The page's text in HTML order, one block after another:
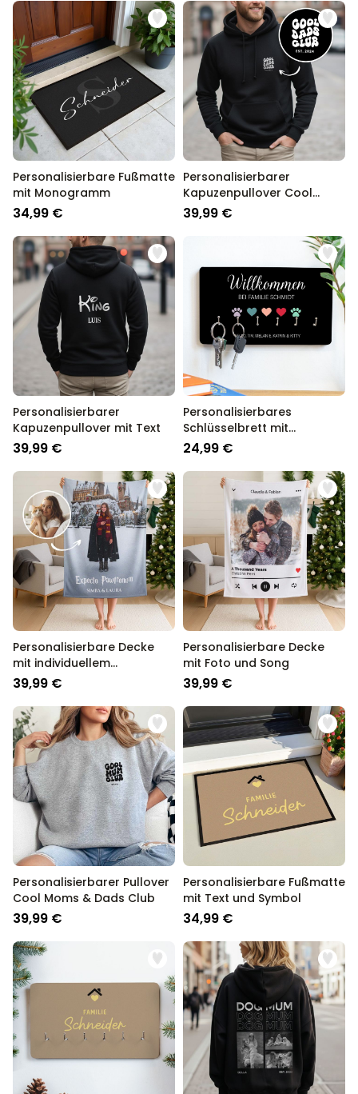
Personalisierbare Fußmatte
mit Monogramm
34,99 €
Personalisierbarer
Kapuzenpullover Cool
Moms & Dads Club
39,99 €
Personalisierbarer
Kapuzenpullover mit Text
39,99 €
Personalisierbares
Schlüsselbrett mit
Symbolen und Namen
24,99 €
Personalisierbare Decke
mit individuellem
Zauberdesign
39,99 €
Personalisierbare Decke
mit Foto und Song
39,99 €
Personalisierbarer Pullover
Cool Moms & Dads Club
39,99 €
Personalisierbare Fußmatte
mit Text und Symbol
34,99 €